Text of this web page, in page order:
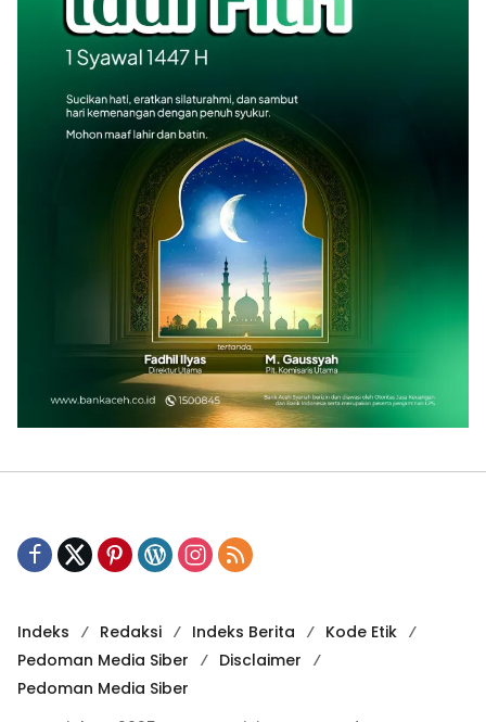
Indeks Redaksi Indeks Berita
Kode Etik
Pedoman Media Siber
Disclaimer
Pedoman Media Siber